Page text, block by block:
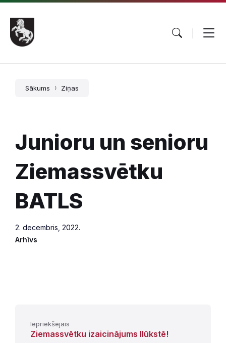
Pāriet
saturu
Skip
main
navigation
Skip
footer
Sākums Ziņas
Junioru un senioru
Ziemassvētku
BATLS
2. decembris, 2022.
Arhīvs
Iepriekšējais
Ziemassvētku izaicinājums Ilūkstē!